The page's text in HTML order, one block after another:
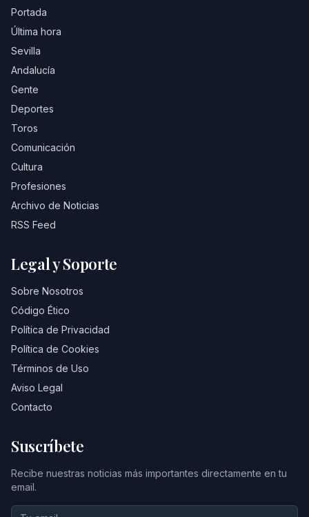
Portada
Última hora
Sevilla
Andalucía
Gente
Deportes
Toros
Comunicación
Cultura
Profesiones
Archivo de Noticias
RSS Feed
Legal y Soporte
Sobre Nosotros
Código Ético
Política de Privacidad
Política de Cookies
Términos de Uso
Aviso Legal
Contacto
Suscríbete
Recibe nuestras noticias más importantes directamente en tu
email.